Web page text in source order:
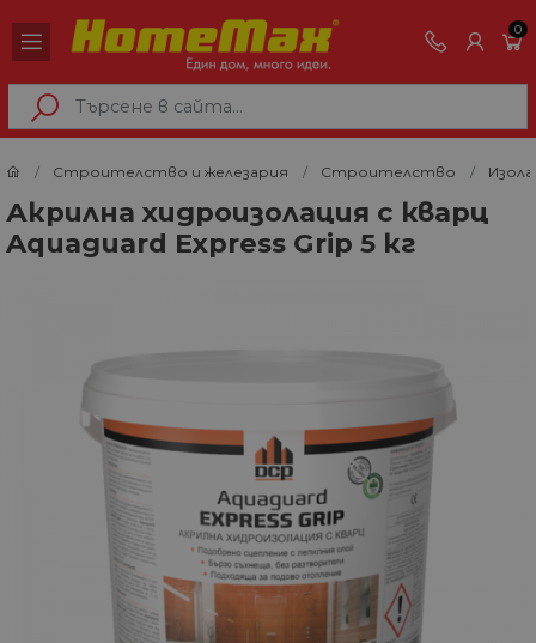
0
Строителство и железария Строителство
Акрилна хидроизолация с кварц
Aquaguard Express Grip 5 кг